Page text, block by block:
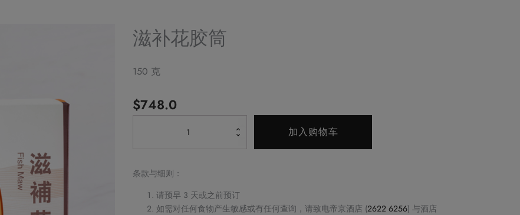
滋补花胶筒
150 克
$748.0
胶
加入购物车
条款与细则：
请预早 3 天或之前预订
如需对任何食物产生敏感或有任何查询，请致电帝京酒店 (2622 6256) 与酒店